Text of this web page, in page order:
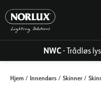
rett
innholdet
NWC- Trådløs
Hjem / Innendørs / Skinner/